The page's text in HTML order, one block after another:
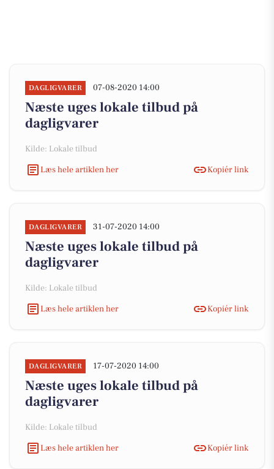
DAGLIGVARER 07-08-2020 14:00
Næste uges lokale tilbud på
dagligvarer
Kilde: Lokale tilbud
Læs hele artiklen her
Kopiér link
DAGLIGVARER 31-07-2020 14:00
Næste uges lokale tilbud på
dagligvarer
Kilde: Lokale tilbud
Læs hele artiklen her
Kopiér link
DAGLIGVARER 17-07-2020 14:00
Næste uges lokale tilbud på
dagligvarer
Kilde: Lokale tilbud
Læs hele artiklen her
Kopiér link